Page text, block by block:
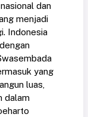
dan
menjadi
Indonesia
yang
luas,
dalam